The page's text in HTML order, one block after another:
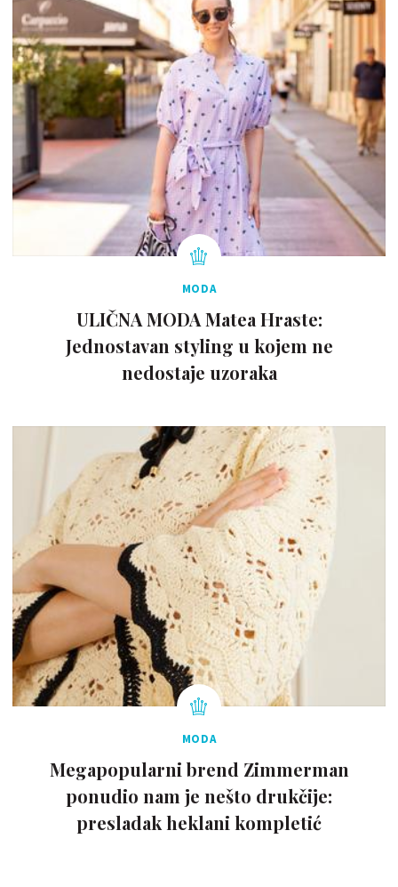
MODA
ULIČNA MODA Matea Hraste:
Jednostavan styling u kojem ne
nedostaje uzoraka
MODA
Megapopularni brend Zimmerman
ponudio nam je nešto drukčije:
presladak heklani kompletić